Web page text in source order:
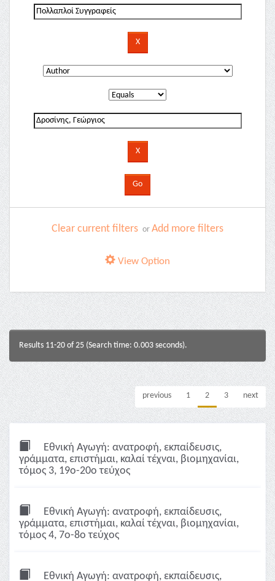
Clear current filters or Add more filters
View Option
Results 11-20 of 25 (Search time: 0.003 seconds).
previous 1 2 3 next
Εθνική Αγωγή: ανατροφή, εκπαίδευσις,
γράμματα, επιστήμαι, καλαί τέχναι, βιομηχανίαι,
τόμος 3, 19ο-20ο τεύχος
Εθνική Αγωγή: ανατροφή, εκπαίδευσις,
γράμματα, επιστήμαι, καλαί τέχναι, βιομηχανίαι,
τόμος 4, 7ο-8ο τεύχος
Εθνική Αγωγή: ανατροφή, εκπαίδευσις,